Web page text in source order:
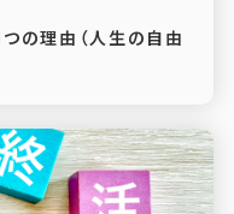
の理由（人生の自由